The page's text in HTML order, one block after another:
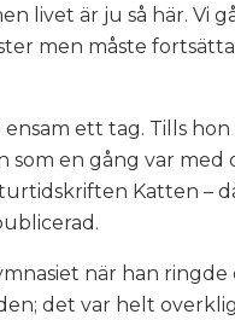
livet är ju så här. Vi
men måste
ensam ett tag. Tills
som en gång var med
Katten –
när han ringde
det var helt